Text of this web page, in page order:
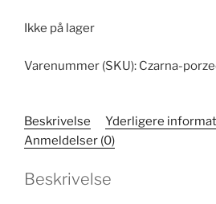
Ikke på lager
Varenummer (SKU): Czarna-
Beskrivelse
Yderligere
Anmeldelser (0)
Beskrivelse